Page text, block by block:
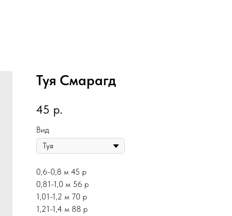
Туя Смарагд
45 р.
Вид
0,6-0,8 м 45 р
0,81-1,0 м 56 р
1,01-1,2 м 70 р
1,21-1,4 м 88 р